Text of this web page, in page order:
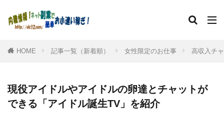
HOME 記事一覧（新着順） 女性限定のお仕事 高収入チ
現役アイドルやアイドルの卵達とチャットが
できる「アイドル誕生TV」を紹介